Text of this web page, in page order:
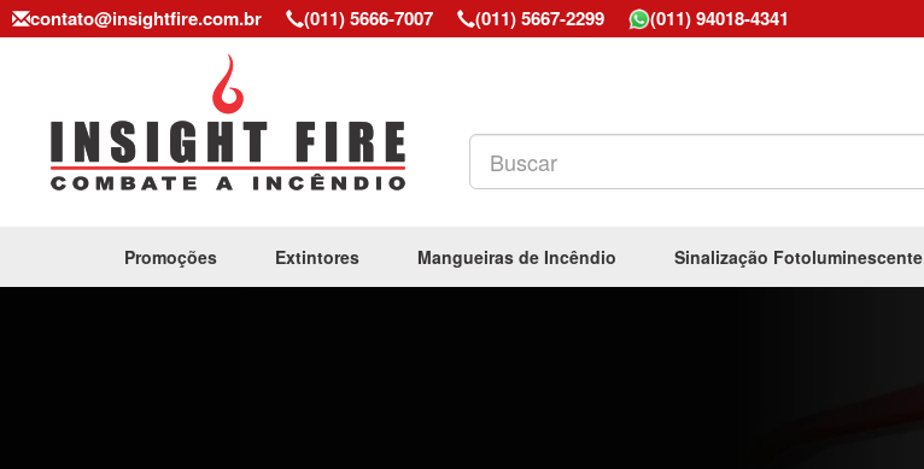
contato@insightfire.com.br (011) 5666-7007 (011) 5667-2299 (011) 94018-4341
Promoções Extintores Mangueiras de Incêndio Sinalização Fotoluminescente